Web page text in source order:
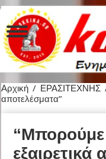
Αρχική / ΕΡΑΣΙΤΕΧΝΗΣ
αποτελέσματα”
“Μπορούμε
εξαιρετικά